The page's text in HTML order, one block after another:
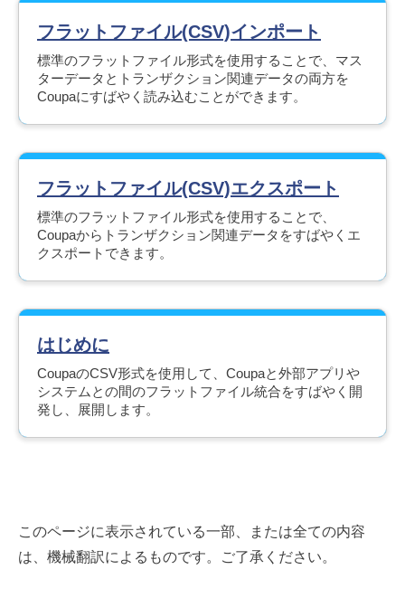
フラットファイル(CSV)インポート
標準のフラットファイル形式を使用することで、マス
ターデータとトランザクション関連データの両方を
Coupaにすばやく読み込むことができます。
フラットファイル(CSV)エクスポート
標準のフラットファイル形式を使用することで、
Coupaからトランザクション関連データをすばやくエ
クスポートできます。
はじめに
CoupaのCSV形式を使用して、Coupaと外部アプリや
システムとの間のフラットファイル統合をすばやく開
発し、展開します。
このページに表示されている一部、または全ての内容
は、機械翻訳によるものです。ご了承ください。